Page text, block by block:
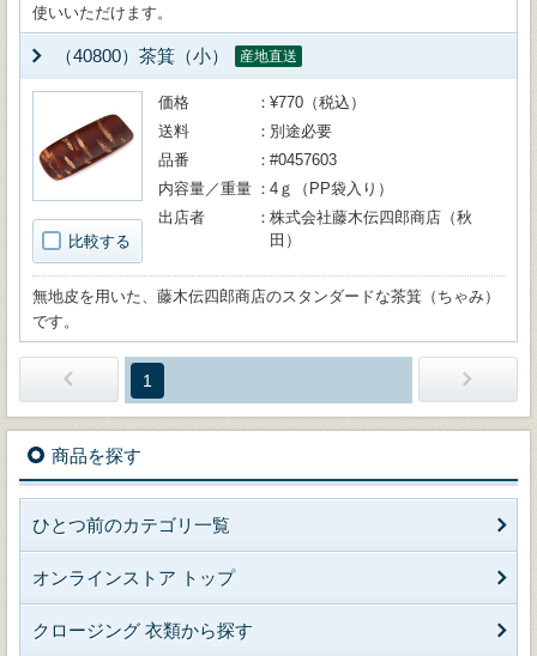
使いいただけます。
（40800）茶箕（小） 産地直送
比較する
価格
¥770（税込）
送料
別途必要
品番
#0457603
内容量／重量
4ｇ（PP袋入り）
出店者
株式会社藤木伝四郎商店（秋
田）
無地皮を用いた、藤木伝四郎商店のスタンダードな茶箕（ちゃみ）
です。
1
商品を探す
ひとつ前のカテゴリ一覧
オンラインストア トップ
クロージング 衣類から探す